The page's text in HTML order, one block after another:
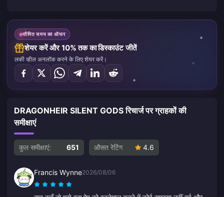
सीमित समय का ऑफर
शेयर करें और 10% तक का डिस्काउंट जीतें
लकी व्हील अनलॉक करने के लिए शेयर करें।
DRAGONHEIR SILENT GODS रिचार्ज पर ग्राहकों की
समीक्षाएं
कुल समीक्षाएं: 651 औसत रेटिंग 4.6
Francis Wynne2026/08/06